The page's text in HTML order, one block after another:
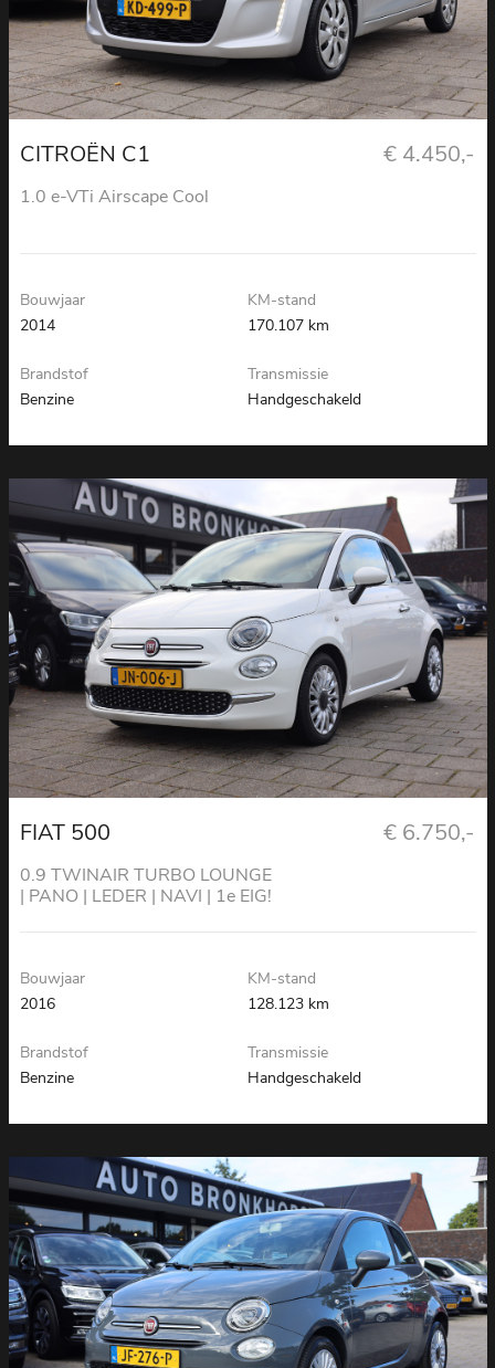
CITROËN C1
1.0 e-VTi Airscape Cool
€ 4.450,-
Bouwjaar
2014
KM-stand
170.107 km
Brandstof
Benzine
Transmissie
Handgeschakeld
FIAT 500
0.9 TWINAIR TURBO LOUNGE
| PANO | LEDER | NAVI | 1e EIG!
€ 6.750,-
Bouwjaar
2016
KM-stand
128.123 km
Brandstof
Benzine
Transmissie
Handgeschakeld